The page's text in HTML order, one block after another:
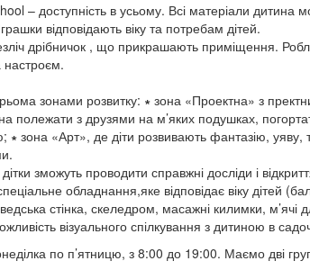
– доступність в усьому. Всі матеріали дитина
відповідають віку та потребам дітей.
дрібничок , що прикрашають приміщення.
настроєм.
зонами розвитку: ∗ зона «Проектна» з
полежати з друзями на м’яких подушках,
∗ зона «Арт», де діти розвивають фантазію,
зможуть проводити справжні досліди і
обладнання,яке відповідає віку дітей
стінка, скеледром, масажні килимки, м’ячі
візуального спілкування з дитиною в
по п’ятницю, з 8:00 до 19:00. Маємо дві